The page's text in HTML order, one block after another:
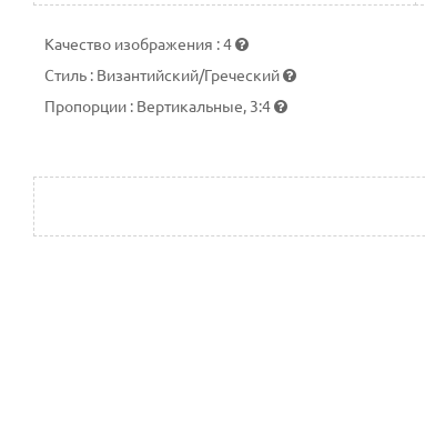
Качество изображения :4
Стиль : Византийский/Греческий
Пропорции : Вертикальные, 3:4